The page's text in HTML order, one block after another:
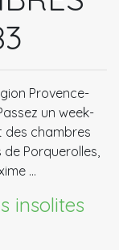
Provence-
un week-
des chambres
de Porquerolles,
…
insolites